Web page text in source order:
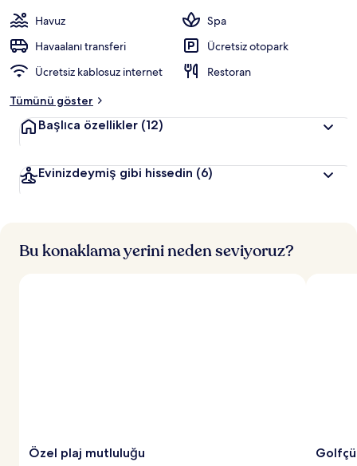
Havuz
Spa
Havaalanı transferi
Ücretsiz otopark
Ücretsiz kablosuz internet
Restoran
Tümünü göster
Başlıca özellikler (12)
Evinizdeymiş gibi hissedin (6)
Bu konaklama yerini neden seviyoruz?
Özel plaj mutluluğu